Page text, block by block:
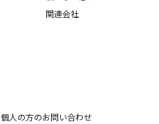
関連会社
個人の方のお問い合わせ